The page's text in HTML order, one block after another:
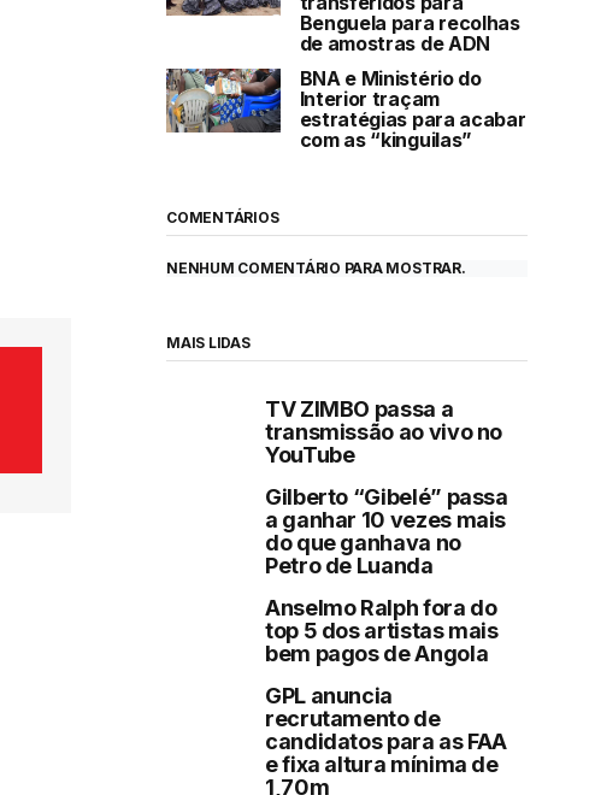
Benguela para recolhas
de amostras de ADN
BNA e Ministério do
Interior traçam
estratégias para acabar
com as “kinguilas”
COMENTÁRIOS
NENHUM COMENTÁRIO PARA MOSTRAR.
MAIS LIDAS
TV ZIMBO passa a
transmissão ao vivo no
YouTube
Gilberto “Gibelé” passa
a ganhar 10 vezes mais
do que ganhava no
Petro de Luanda
Anselmo Ralph fora do
top 5 dos artistas mais
bem pagos de Angola
GPL anuncia
recrutamento de
candidatos para as FAA
e fixa altura mínima de
1,70m